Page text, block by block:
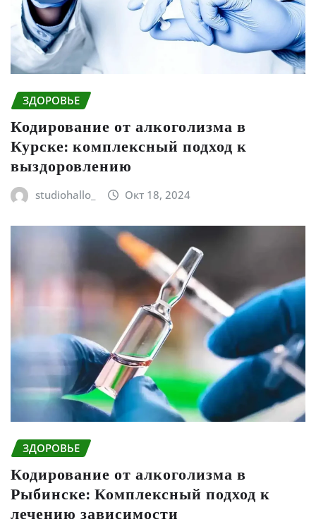
ЗДОРОВЬЕ
Кодирование от алкоголизма в
Курске: комплексный подход к
выздоровлению
studiohallo_ Окт 18, 2024
ЗДОРОВЬЕ
Кодирование от алкоголизма в
Рыбинске: Комплексный подход к
лечению зависимости